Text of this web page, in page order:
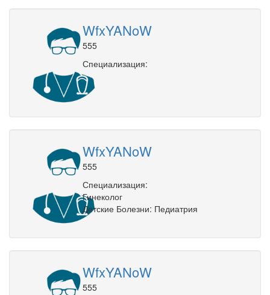
WfxYANoW
555
Специализация:
WfxYANoW
555
Специализация:
Гинеколог
Детские Болезни: Педиатрия
WfxYANoW
555